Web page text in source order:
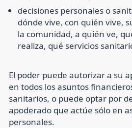
decisiones personales o
dónde vive, con quién vive,
la comunidad, a quién ve,
realiza, qué servicios
El poder puede autorizar a su
en todos los asuntos
sanitarios, o puede optar por
apoderado que actúe sólo en
personales.